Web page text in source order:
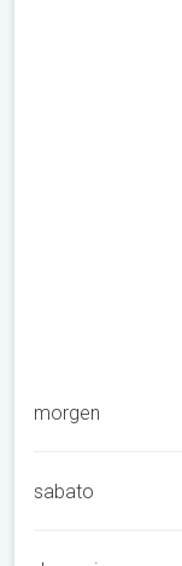
morgen
sabato